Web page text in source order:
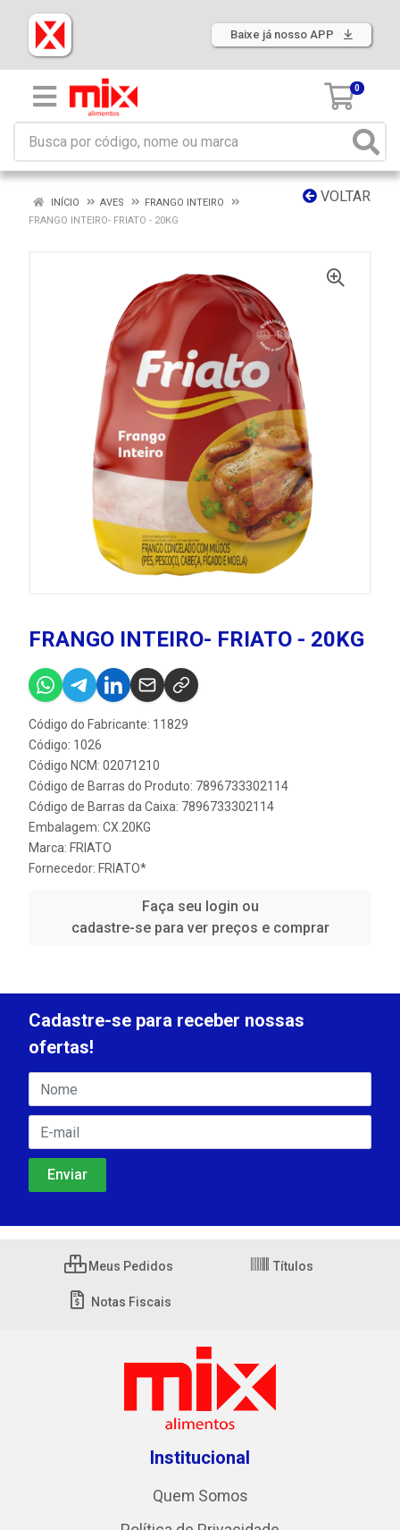
Baixe já nosso APP
0
VOLTAR
INÍCIO AVES
FRANGO INTEIRO
FRANGO INTEIRO- FRIATO - 20KG
FRANGO INTEIRO- FRIATO - 20KG
Código do Fabricante: 11829
Código: 1026
Código NCM: 02071210
Código de Barras do Produto: 7896733302114
Código de Barras da Caixa: 7896733302114
Embalagem: CX.20KG
Marca: FRIATO
Fornecedor: FRIATO*
Faça seu login ou
cadastre-se para ver preços e comprar
Cadastre-se para receber nossas
ofertas!
Meus Pedidos Títulos
Notas Fiscais
Institucional
Quem Somos